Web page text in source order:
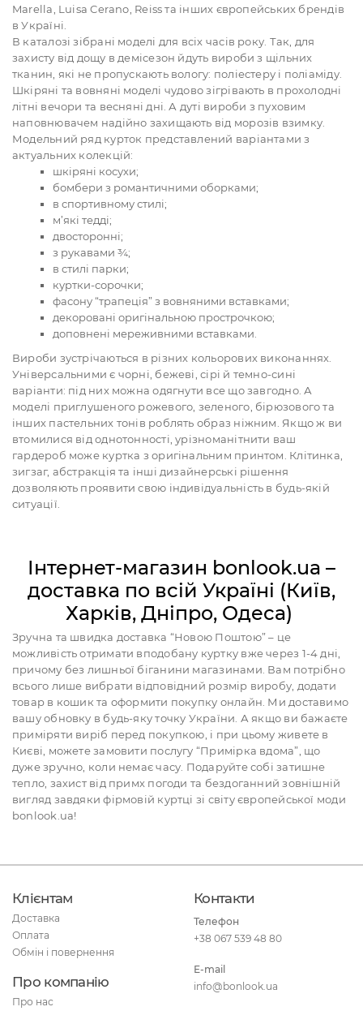
Marella, Luisa Cerano, Reiss та інших європейських брендів
в Україні.
В каталозі зібрані моделі для всіх часів року. Так, для
захисту від дощу в демісезон йдуть вироби з щільних
тканин, які не пропускають вологу: поліестеру і поліаміду.
Шкіряні та вовняні моделі чудово зігрівають в прохолодні
літні вечори та весняні дні. А дуті вироби з пуховим
наповнювачем надійно захищають від морозів взимку.
Модельний ряд курток представлений варіантами з
актуальних колекцій:
шкіряні косухи;
бомбери з романтичними оборками;
в спортивному стилі;
м’які тедді;
двосторонні;
з рукавами ¾;
в стилі парки;
куртки-сорочки;
фасону “трапеція” з вовняними вставками;
декоровані оригінальною прострочкою;
доповнені мереживними вставками.
Вироби зустрічаються в різних кольорових виконаннях.
Універсальними є чорні, бежеві, сірі й темно-сині
варіанти: під них можна одягнути все що завгодно. А
моделі приглушеного рожевого, зеленого, бірюзового та
інших пастельних тонів роблять образ ніжним. Якщо ж ви
втомилися від однотонності, урізноманітнити ваш
гардероб може куртка з оригінальним принтом. Клітинка,
зигзаг, абстракція та інші дизайнерські рішення
дозволяють проявити свою індивідуальність в будь-якій
ситуації.
Інтернет-магазин bonlook.ua –
доставка по всій Україні (Київ,
Харків, Дніпро, Одеса)
Зручна та швидка доставка “Новою Поштою” – це
можливість отримати вподобану куртку вже через 1-4 дні,
причому без лишньої біганини магазинами. Вам потрібно
всього лише вибрати відповідний розмір виробу, додати
товар в кошик та оформити покупку онлайн. Ми доставимо
вашу обновку в будь-яку точку України. А якщо ви бажаєте
приміряти виріб перед покупкою, і при цьому живете в
Києві, можете замовити послугу “Примірка вдома”, що
дуже зручно, коли немає часу. Подаруйте собі затишне
тепло, захист від примх погоди та бездоганний зовнішній
вигляд завдяки фірмовій куртці зі світу європейської моди
bonlook.ua!
Клієнтам
Доставка
Оплата
Обмін і повернення
Про компанію
Про нас
Контакти
Телефон
+38 067 539 48 80
E-mail
info@bonlook.ua